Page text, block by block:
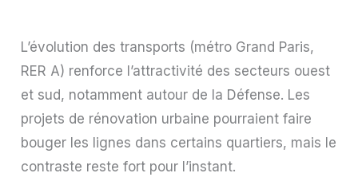
L’évolution des transports (métro Grand Paris,
RER A) renforce l’attractivité des secteurs ouest
et sud, notamment autour de la Défense. Les
projets de rénovation urbaine pourraient faire
bouger les lignes dans certains quartiers, mais le
contraste reste fort pour l’instant.